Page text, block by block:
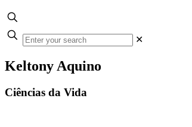
✕
Keltony Aquino
Ciências da Vida